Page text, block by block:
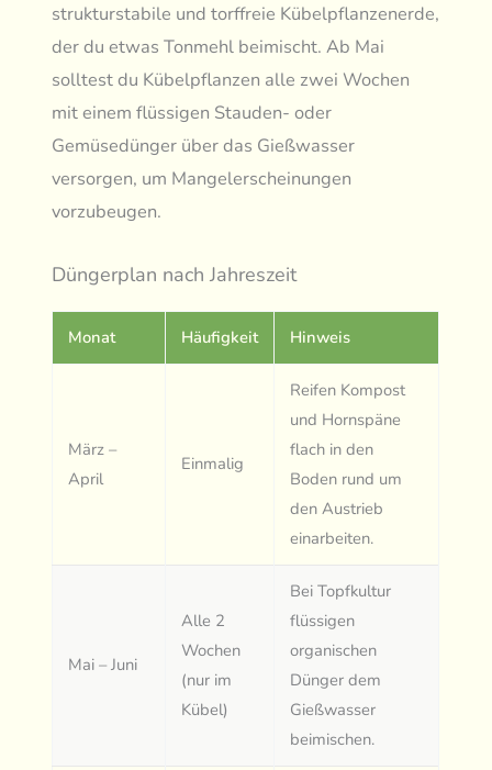
strukturstabile und torffreie Kübelpflanzenerde,
der du etwas Tonmehl beimischt. Ab Mai
solltest du Kübelpflanzen alle zwei Wochen
mit einem flüssigen Stauden- oder
Gemüsedünger über das Gießwasser
versorgen, um Mangelerscheinungen
vorzubeugen.
Düngerplan nach Jahreszeit
Monat Häufigkeit Hinweis
März –
April
Einmalig
Reifen Kompost
und Hornspäne
flach in den
Boden rund um
den Austrieb
einarbeiten.
Mai – Juni
Alle 2
Wochen
(nur im
Kübel)
Bei Topfkultur
flüssigen
organischen
Dünger dem
Gießwasser
beimischen.